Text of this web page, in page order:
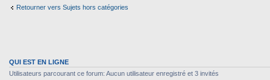
Retourner vers Sujets hors catégories
QUI EST EN LIGNE
Utilisateurs parcourant ce forum: Aucun utilisateur enregistré et 3 invités